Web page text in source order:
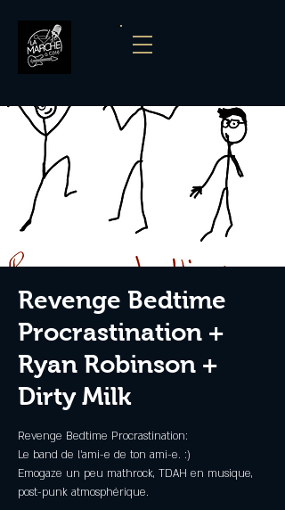
Revenge Bedtime
Procrastination +
Ryan Robinson +
Dirty Milk
Revenge Bedtime Procrastination:
Le band de l'ami-e de ton ami-e. :)
Emogaze un peu mathrock, TDAH en musique,
post-punk atmosphérique.